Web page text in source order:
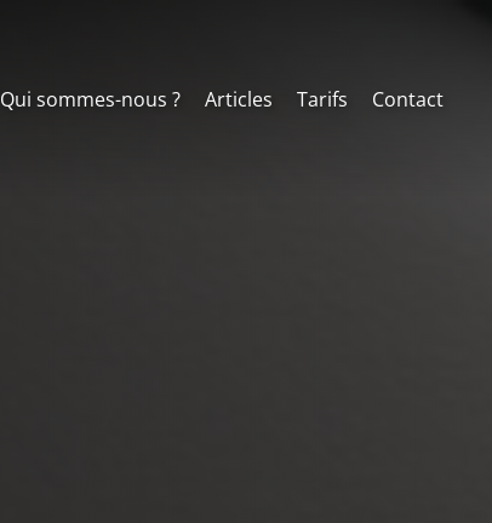
Qui sommes-nous ? Articles Tarifs Contact